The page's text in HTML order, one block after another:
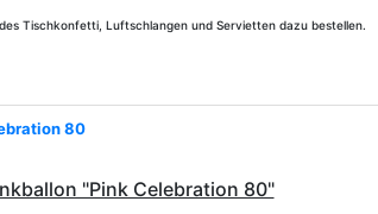
Tischkonfetti, Luftschlangen und Servietten dazu bestellen.
80
"Pink Celebration 80"